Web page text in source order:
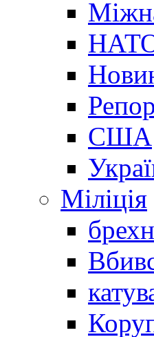
США
Міліція